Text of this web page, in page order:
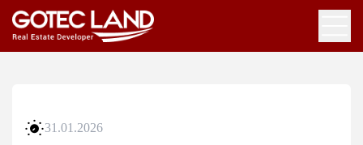
31.01.2026